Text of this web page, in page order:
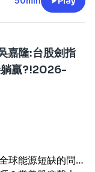
嘉隆:台股劍指
躺贏?!2026-
球能源短缺的問題